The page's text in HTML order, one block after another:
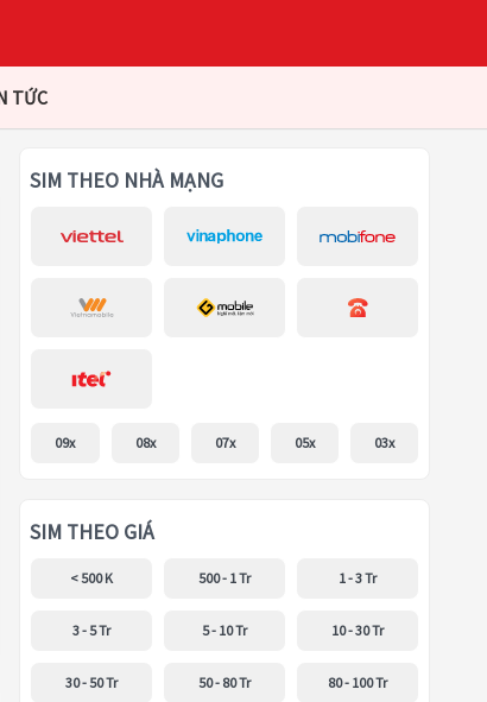
TỨC
SIM THEO NHÀ MẠNG
09x 08x 07x 05x 03x
SIM THEO GIÁ
< 500 K 500 - 1 Tr 1 - 3 Tr
3 - 5 Tr 5 - 10 Tr 10 - 30 Tr
30 - 50 Tr 50 - 80 Tr 80 - 100 Tr